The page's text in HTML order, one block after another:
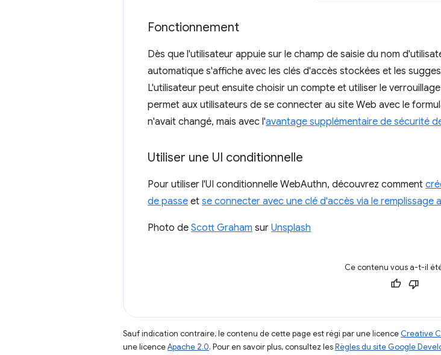
Fonctionnement
Dès que l'utilisateur appuie sur le champ de saisie du nom
automatique s'affiche avec les clés d'accès stockées et les
L'utilisateur peut ensuite choisir un compte et utiliser le
permet aux utilisateurs de se connecter au site Web avec le
n'avait changé, mais avec l'avantage supplémentaire de sécurité
Utiliser une UI conditionnelle
Pour utiliser l'UI conditionnelle WebAuthn, découvrez comment
de passe et se connecter avec une clé d'accès via le remplissage
Photo de Scott Graham sur Unsplash
Ce contenu vous a-t-il
Sauf indication contraire, le contenu de cette page est régi par une licence Creative
une licenceApache 2.0. Pour en savoir plus, consultez lesRègles du site Google